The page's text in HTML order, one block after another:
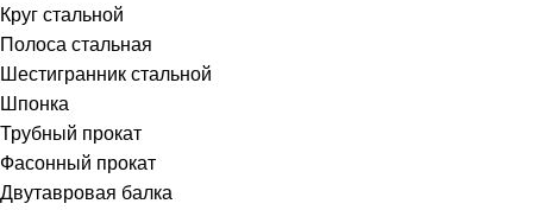
Круг стальной
Полоса стальная
Шестигранник стальной
Шпонка
Трубный прокат
Фасонный прокат
Двутавровая балка